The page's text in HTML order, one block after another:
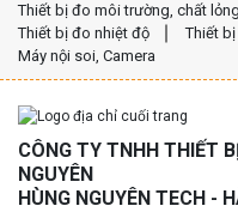
Thiết bị đo môi trường, chất
Thiết bị đo nhiệt độ
Thiết
Máy nội soi, Camera
CÔNG TY TNHH THIẾT
NGUYÊN
HÙNG NGUYÊN TECH -